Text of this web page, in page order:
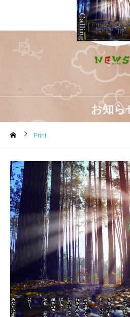
お知ら
Print